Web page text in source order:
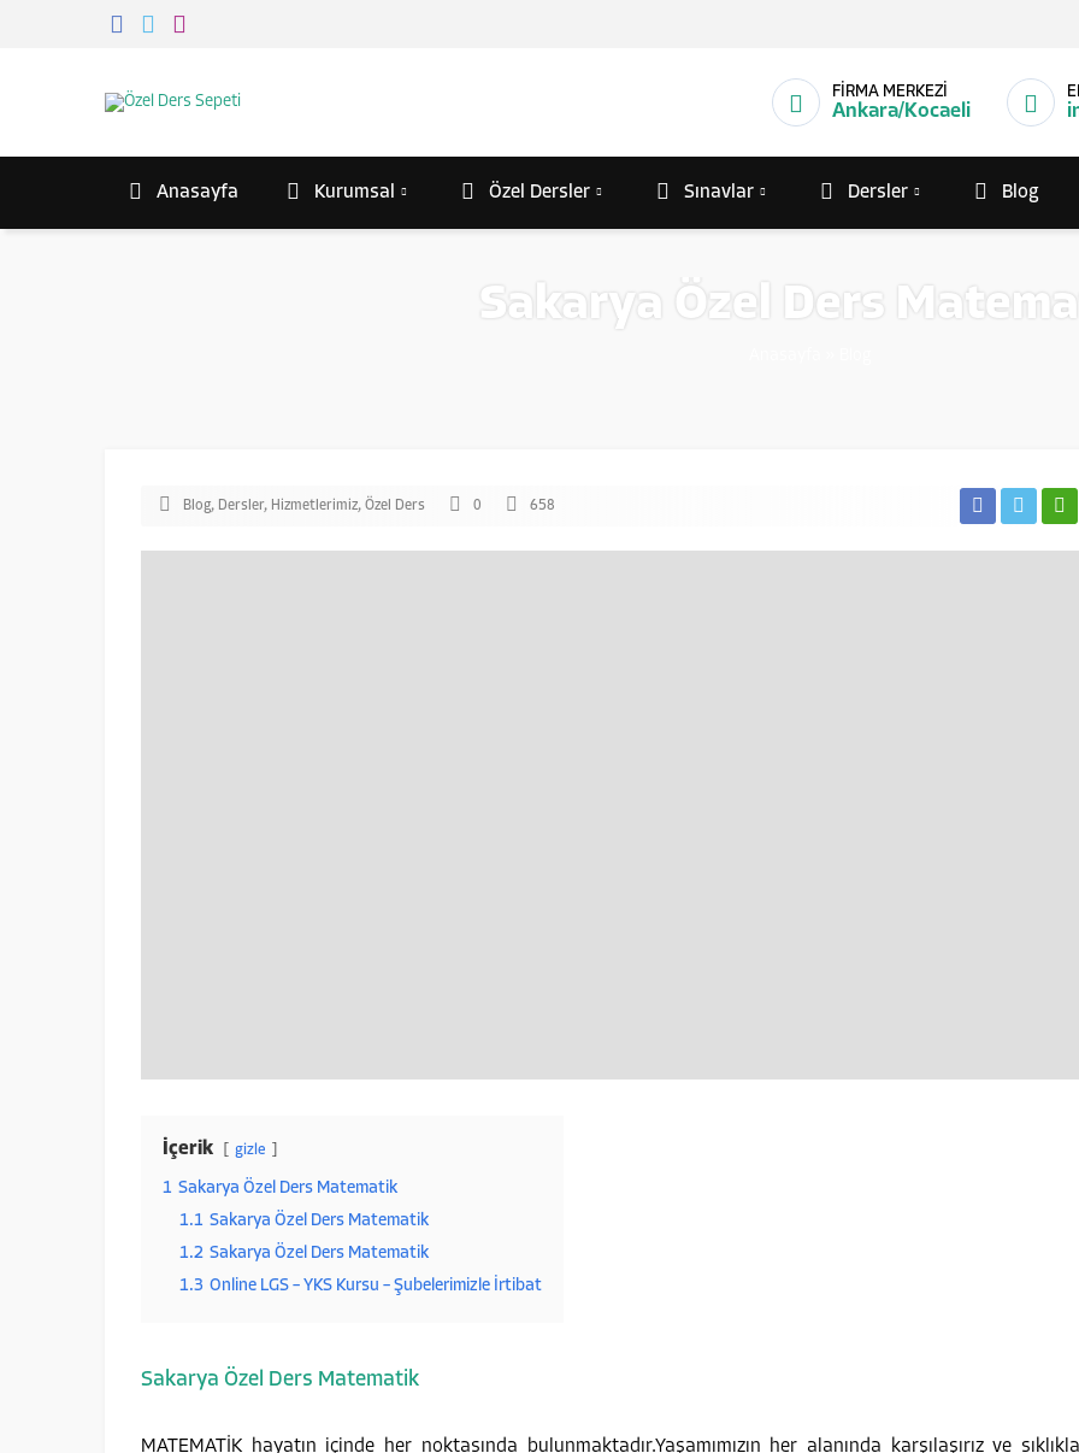
FİRMA MERKEZİ
Ankara/Kocaeli
Anasayfa Kurumsal Özel Dersler Sınavlar Dersler Blog
Sakarya Özel Ders
Blog, Dersler, Hizmetlerimiz, Özel Ders 0 658
İçerik gizle
1 Sakarya Özel Ders Matematik
1.1 Sakarya Özel Ders Matematik
1.2 Sakarya Özel Ders Matematik
1.3 Online LGS – YKS Kursu – Şubelerimizle İrtibat
Sakarya Özel Ders Matematik
MATEMATİK hayatın içinde her noktasında bulunmaktadır.Yaşamımızın her alanında karşılaşırız ve sıklıkla